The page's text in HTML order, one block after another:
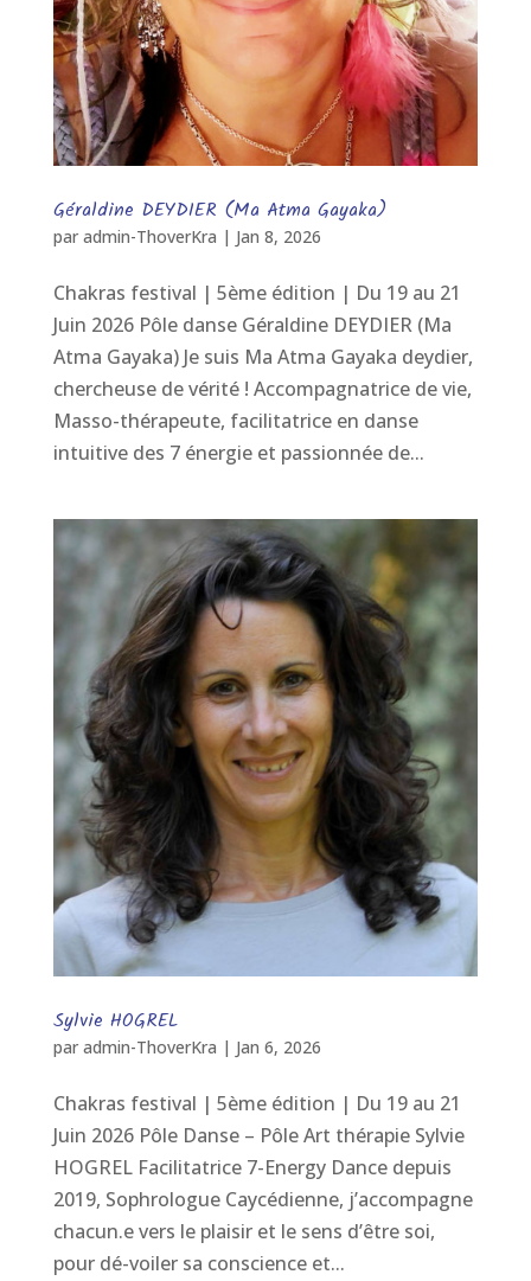
Géraldine DEYDIER (Ma Atma Gayaka)
par admin-ThoverKra | Jan 8, 2026
Chakras festival | 5ème édition | Du 19 au 21
Juin 2026 Pôle danse Géraldine DEYDIER (Ma
Atma Gayaka) Je suis Ma Atma Gayaka deydier,
chercheuse de vérité ! Accompagnatrice de vie,
Masso-thérapeute, facilitatrice en danse
intuitive des 7 énergie et passionnée de...
Sylvie HOGREL
par admin-ThoverKra | Jan 6, 2026
Chakras festival | 5ème édition | Du 19 au 21
Juin 2026 Pôle Danse – Pôle Art thérapie Sylvie
HOGREL Facilitatrice 7-Energy Dance depuis
2019, Sophrologue Caycédienne, j’accompagne
chacun.e vers le plaisir et le sens d’être soi,
pour dé-voiler sa conscience et...